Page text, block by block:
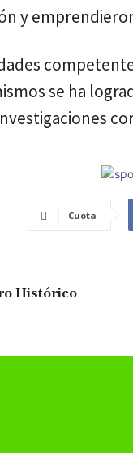
y
se ha
Cuota
Histórico